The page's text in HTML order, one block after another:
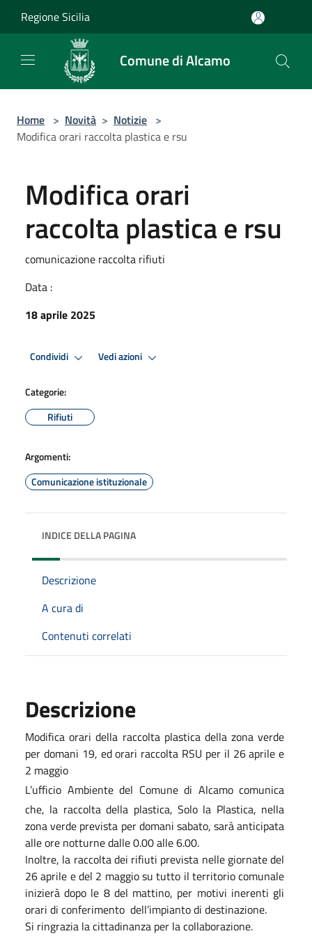
Regione Sicilia
Comune di Alcamo
Home > Novità > Notizie >
Modifica orari raccolta plastica e rsu
Modifica orari
raccolta plastica e rsu
comunicazione raccolta rifiuti
Data :
18 aprile 2025
Condividi Vedi azioni
Categorie:
Rifiuti
Argomenti:
Comunicazione istituzionale
INDICE DELLA PAGINA
Descrizione
A cura di
Contenuti correlati
Descrizione
Modifica orari della raccolta plastica della zona verde
per domani 19, ed orari raccolta RSU per il 26 aprile e
2 maggio
L’ufficio Ambiente del Comune di Alcamocomunica
che, la raccolta della plastica, Solo la Plastica, nella
zona verde prevista per domani sabato, sarà anticipata
alle ore notturne dalle 0.00 alle 6.00.
Inoltre, la raccolta dei rifiuti prevista nelle giornate del
26 aprile e del 2 maggio su tutto il territorio comunale
inizierà dopo le 8 del mattino, per motivi inerenti gli
orari di conferimento dell’impianto di destinazione.
Si ringrazia la cittadinanza per la collaborazione.